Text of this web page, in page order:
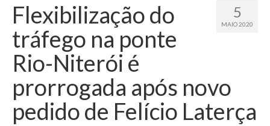
QUEM SOU
INFORMATIVO
TEAM
MANDATO
EMENDAS
5
MAIO 2020
Flexibilização do
tráfego na ponte
Rio-Niterói é
prorrogada após novo
pedido de Felício Laterça